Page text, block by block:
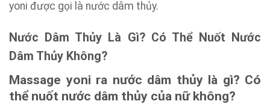
yoni được gọi là nước dâm thủy.
Nước Dâm Thủy Là Gì? Có Thể Nuốt Nước
Dâm Thủy Không?
Massage yoni ra nước dâm thủylà gì? Có
thể nuốt nước dâm thủy của nữ không?